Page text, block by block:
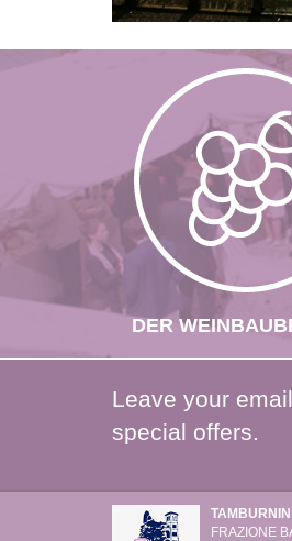
DER
Leave your
special offers.
FRAZIONE